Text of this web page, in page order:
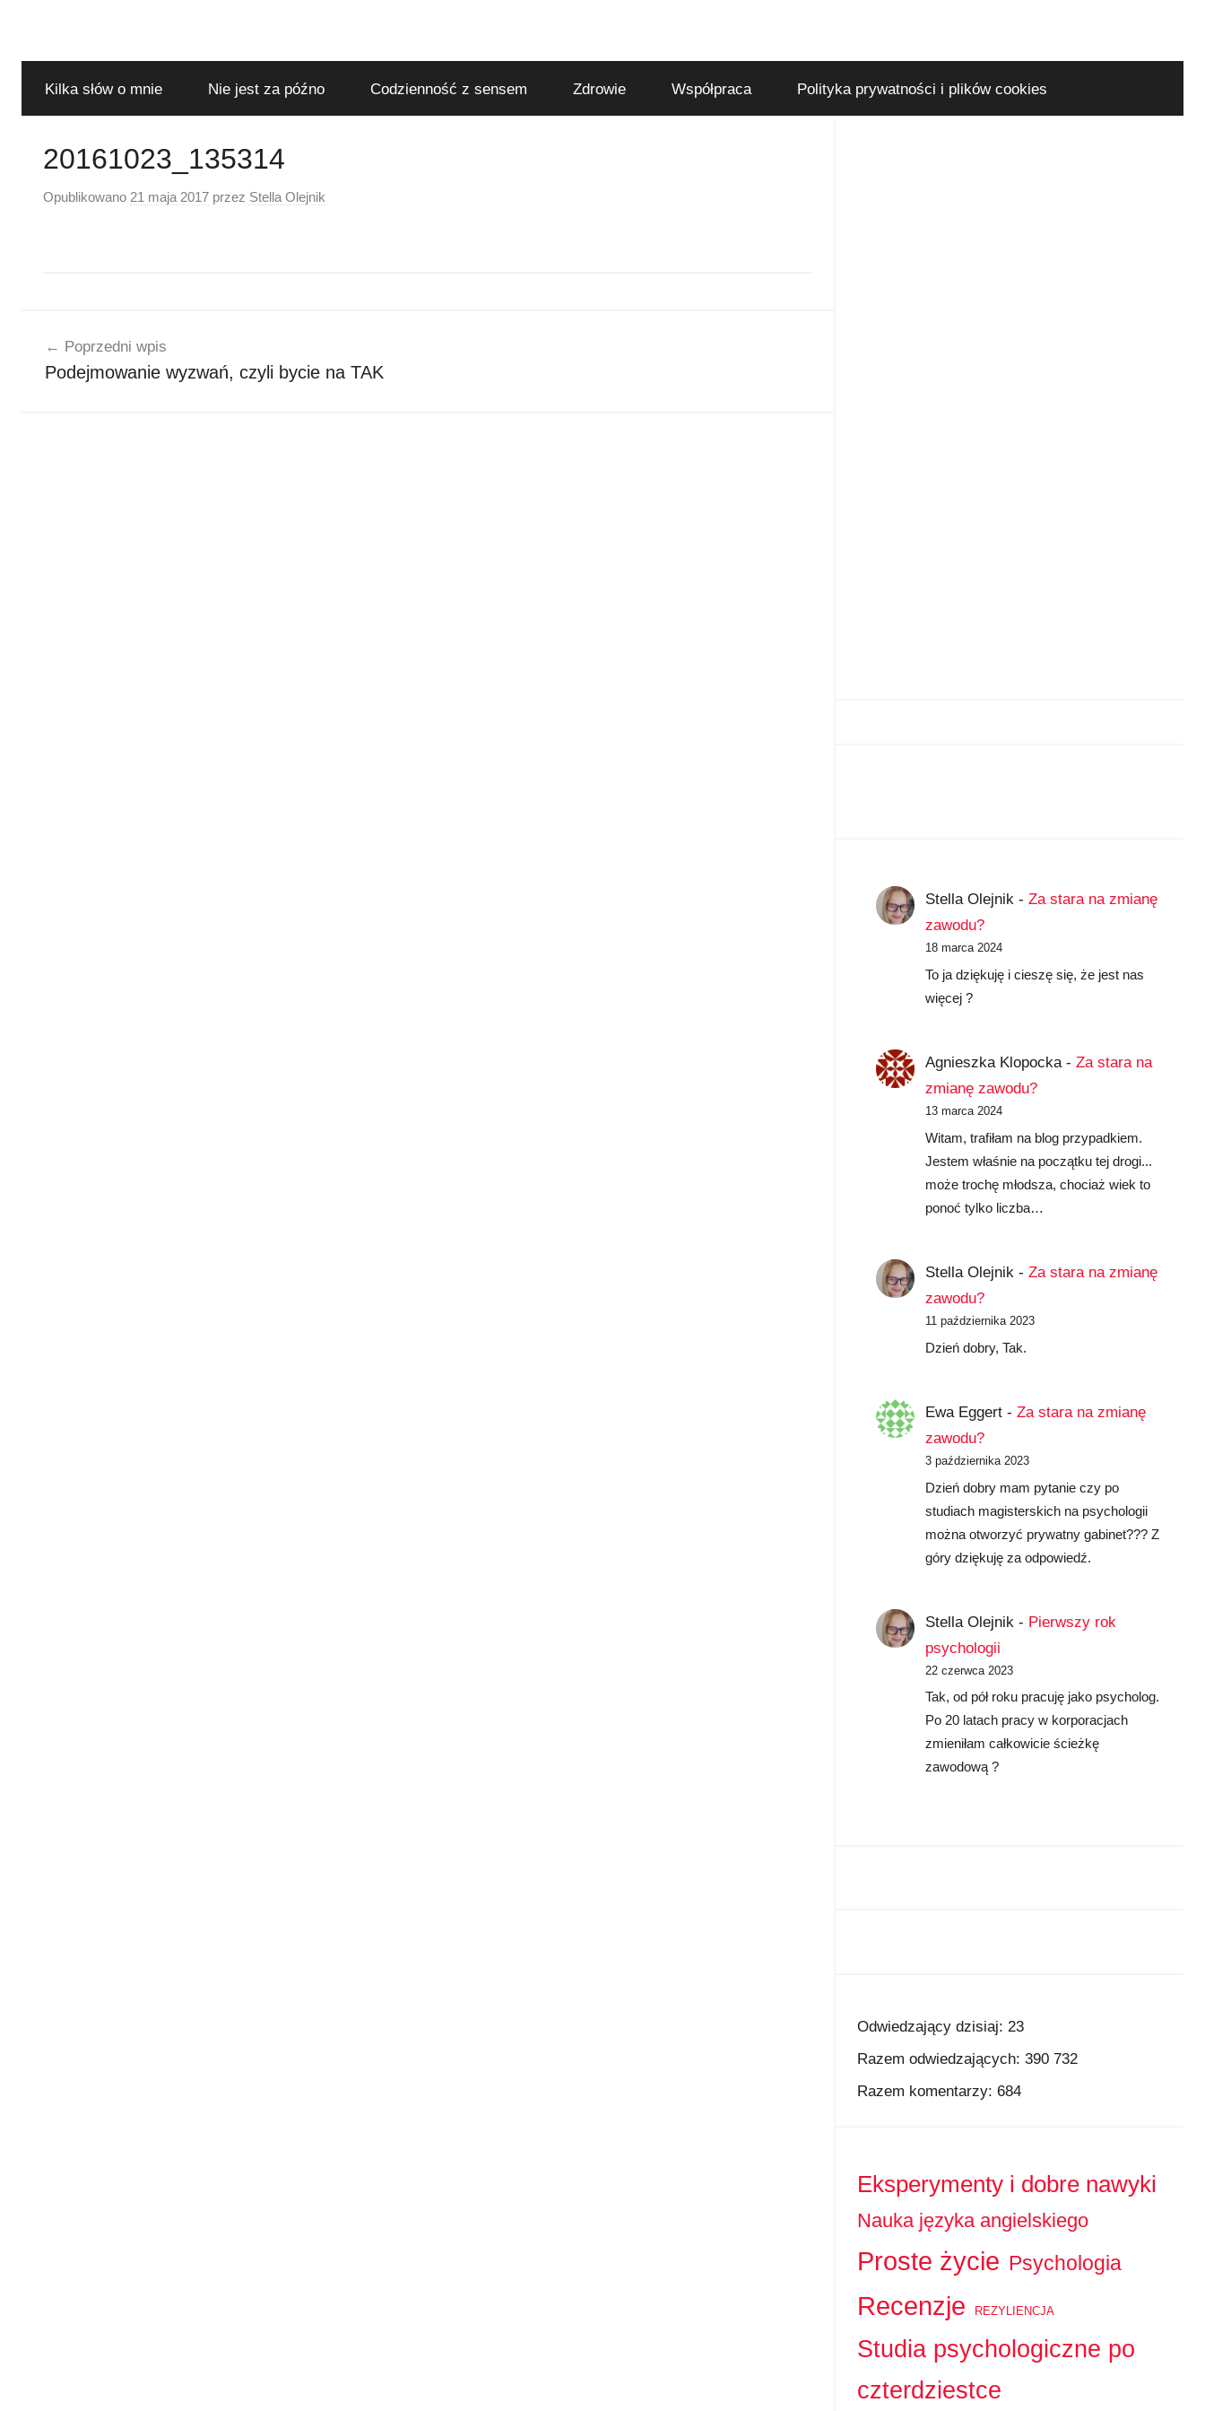
treści
Kilka słów o mnie
Nie jest za późno Codzienność z sensem Zdrowie Współpraca Polityka prywatności i plików cookies
20161023_135314
Opublikowano 21 maja 2017 przez Stella Olejnik
wpisuPoprzedni wpis
Podejmowanie wyzwań, czyli bycie na TAK
Stella Olejnik -Za stara na zmianę
zawodu?
18 marca 2024
To ja dziękuję i cieszę się, że jest nas
więcej ?
Agnieszka Klopocka-Za stara na
zmianę zawodu?
13 marca 2024
Witam, trafiłam na blog przypadkiem.
Jestem właśnie na początku tej drogi...
może trochę młodsza, chociaż wiek to
ponoć tylko liczba…
Stella Olejnik -Za stara na zmianę
zawodu?
11 października 2023
Dzień dobry, Tak.
Ewa Eggert -Za stara na zmianę
zawodu?
3 października 2023
Dzień dobry mam pytanie czy po
studiach magisterskich na psychologii
można otworzyć prywatny gabinet??? Z
góry dziękuję za odpowiedź.
Stella Olejnik - Pierwszy rok
psychologii
22 czerwca 2023
Tak, od pół roku pracuję jako psycholog.
Po 20 latach pracy w korporacjach
zmieniłam całkowicie ścieżkę
zawodową ?
Odwiedzający dzisiaj: 23
Razem odwiedzających: 390 732
Razem komentarzy: 684
Eksperymenty i dobre nawyki
Nauka języka angielskiego
Proste życie Psychologia
Recenzje REZYLIENCJA
Studia psychologiczne po
czterdziestce